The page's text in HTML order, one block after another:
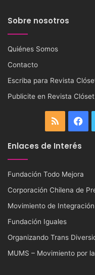
Sobre nosotros
Quiénes Somos
Contacto
Escriba para Revista
Publicite en Revista Clóset
RSS
Enlaces de Interés
Fundación Todo Mejora
Corporación Chilena de
Movimiento de
Fundación Iguales
Organizando Trans
MUMS – Movimiento por